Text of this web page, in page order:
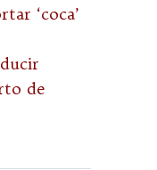
‘coca’
de